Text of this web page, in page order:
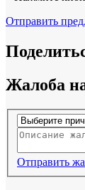
Отправить
Жалоба
Отправить